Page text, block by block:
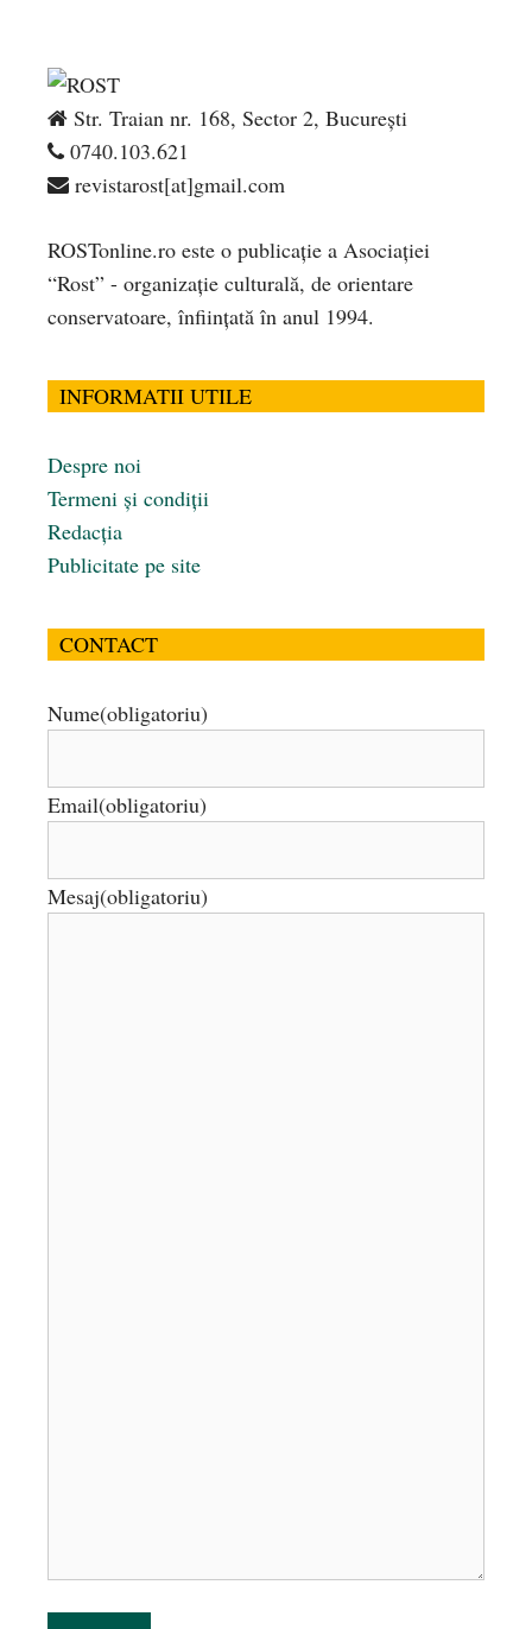
Str. Traian nr. 168, Sector 2, București
0740.103.621
revistarost[at]gmail.com
ROSTonline.ro este o publicaţie a Asociaţiei
“Rost” - organizaţie culturală, de orientare
conservatoare, înfiinţată în anul 1994.
INFORMATII UTILE
Despre noi
Termeni și condiții
Redacția
Publicitate pe site
CONTACT
Nume(obligatoriu)
Email(obligatoriu)
Mesaj(obligatoriu)